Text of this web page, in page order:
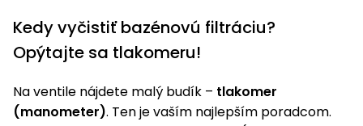
Kedy vyčistiť bazénovú filtráciu?
Opýtajte sa tlakomeru!
Na ventile nájdete malý budík – tlakomer
(manometer). Ten je vaším najlepším poradcom.